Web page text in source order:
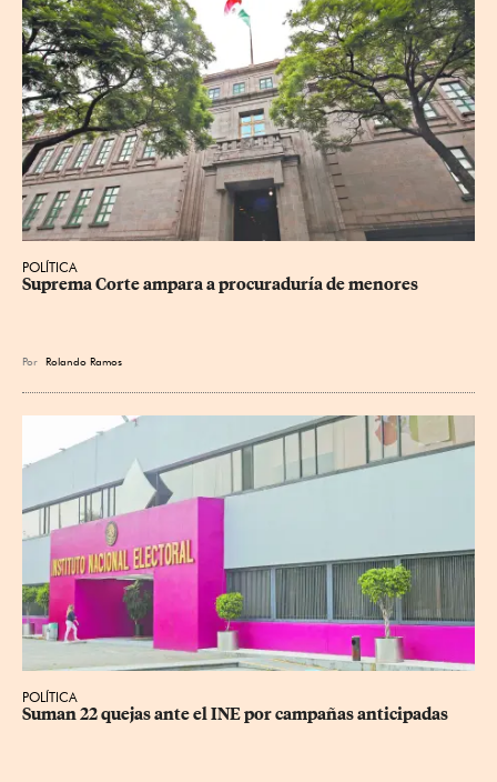
POLÍTICA
Suprema Corte ampara a procuraduría de menores
Por Rolando Ramos
POLÍTICA
Suman 22 quejas ante el INE por campañas anticipadas